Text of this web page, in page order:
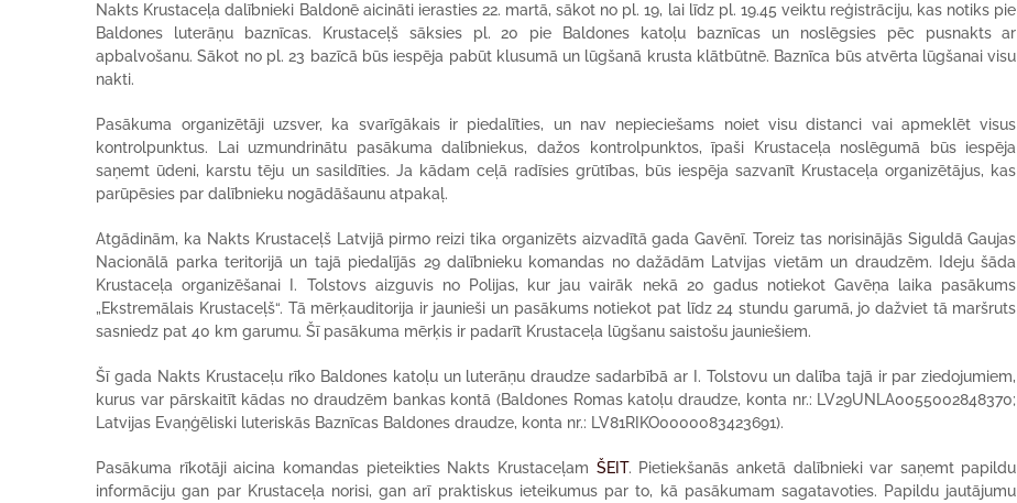
Nakts Krustaceļa dalībnieki Baldonē aicināti ierasties 22. martā, sākot no pl. 19, lai līdz pl. 19.45 veiktu reģistrāciju, kas notiks pie
Baldones luterāņu baznīcas. Krustaceļš sāksies pl. 20 pie Baldones katoļu baznīcas un noslēgsies pēc pusnakts ar
apbalvošanu. Sākot no pl. 23 bazīcā būs iespēja pabūt klusumā un lūgšanā krusta klātbūtnē. Baznīca būs atvērta lūgšanai visu
nakti.
Pasākuma organizētāji uzsver, ka svarīgākais ir piedalīties, un nav nepieciešams noiet visu distanci vai apmeklēt visus
kontrolpunktus. Lai uzmundrinātu pasākuma dalībniekus, dažos kontrolpunktos, īpaši Krustaceļa noslēgumā būs iespēja
saņemt ūdeni, karstu tēju un sasildīties. Ja kādam ceļā radīsies grūtības, būs iespēja sazvanīt Krustaceļa organizētājus, kas
parūpēsies par dalībnieku nogādāšaunu atpakaļ.
Atgādinām, ka Nakts Krustaceļš Latvijā pirmo reizi tika organizēts aizvadītā gada Gavēnī. Toreiz tas norisinājās Siguldā Gaujas
Nacionālā parka teritorijā un tajā piedalījās 29 dalībnieku komandas no dažādām Latvijas vietām un draudzēm. Ideju šāda
Krustaceļa organizēšanai I. Tolstovs aizguvis no Polijas, kur jau vairāk nekā 20 gadus notiekot Gavēņa laika pasākums
„Ekstremālais Krustaceļš“. Tā mērķauditorija ir jaunieši un pasākums notiekot pat līdz 24 stundu garumā, jo dažviet tā maršruts
sasniedz pat 40 km garumu. Šī pasākuma mērķis ir padarīt Krustaceļa lūgšanu saistošu jauniešiem.
Šī gada Nakts Krustaceļu rīko Baldones katoļu un luterāņu draudze sadarbībā ar I. Tolstovu un dalība tajā ir par ziedojumiem,
kurus var pārskaitīt kādas no draudzēm bankas kontā (Baldones Romas katoļu draudze, konta nr.: LV29UNLA0055002848370;
Latvijas Evaņģēliski luteriskās Baznīcas Baldones draudze, konta nr.: LV81RIKO0000083423691).
Pasākuma rīkotāji aicina komandas pieteikties Nakts Krustaceļam ŠEIT. Pietiekšanās anketā dalībnieki var saņemt papildu
informāciju gan par Krustaceļa norisi, gan arī praktiskus ieteikumus par to, kā pasākumam sagatavoties. Papildu jautājumu